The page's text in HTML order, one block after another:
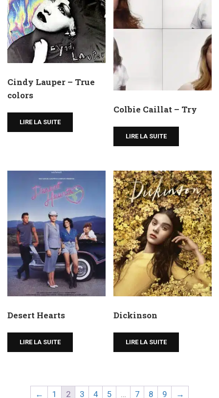
Cindy Lauper – True
colors
LIRE LA SUITE
Colbie Caillat – Try
LIRE LA SUITE
Desert Hearts
LIRE LA SUITE
Dickinson
LIRE LA SUITE
← 1 2 3 4 5 … 7 8 9 →